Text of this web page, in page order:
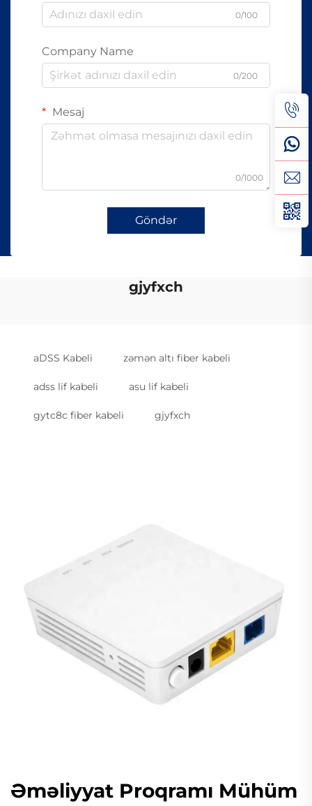
0/100
Company Name
0/200
Mesaj
0/1000
Göndər
gjyfxch
aDSS Kabeli zəmən altı fiber kabeli
adss lif kabeli asu lif kabeli
gytc8c fiber kabeli gjyfxch
Əməliyyat Proqramı Mühüm